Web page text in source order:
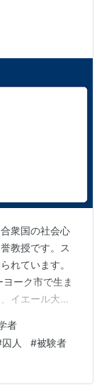
根・地面・
観的な把握
衆国の社会心
教授です。ス
れています。
ーク市で生ま
イエール大学
学の教授とな
1971年にスタ
の大学生を被
で「看守」か
者
囚人 #被験者